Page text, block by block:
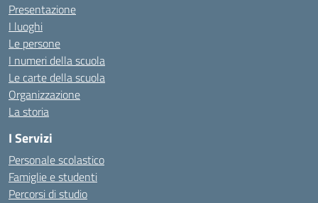
Presentazione
I luoghi
Le persone
I numeri della scuola
Le carte della scuola
Organizzazione
La storia
I Servizi
Personale scolastico
Famiglie e studenti
Percorsi di studio